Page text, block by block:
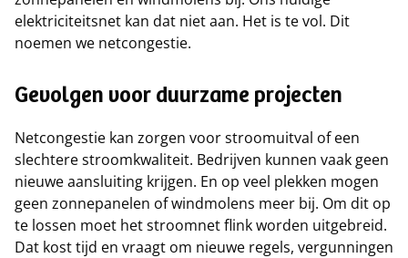
elektriciteitsnet kan dat niet aan. Het is te vol. Dit
noemen we netcongestie.
Gevolgen voor duurzame projecten
Netcongestie kan zorgen voor stroomuitval of een
slechtere stroomkwaliteit. Bedrijven kunnen vaak geen
nieuwe aansluiting krijgen. En op veel plekken mogen
geen zonnepanelen of windmolens meer bij. Om dit op
te lossen moet het stroomnet flink worden uitgebreid.
Dat kost tijd en vraagt om nieuwe regels, vergunningen